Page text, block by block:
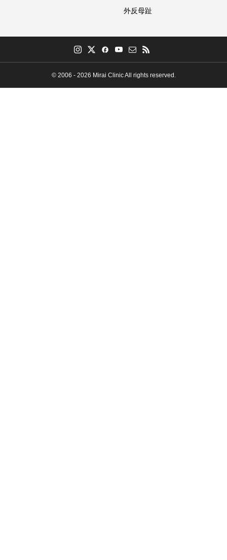
外反母趾
© 2006 - 2026 Mirai Clinic All rights reserved.